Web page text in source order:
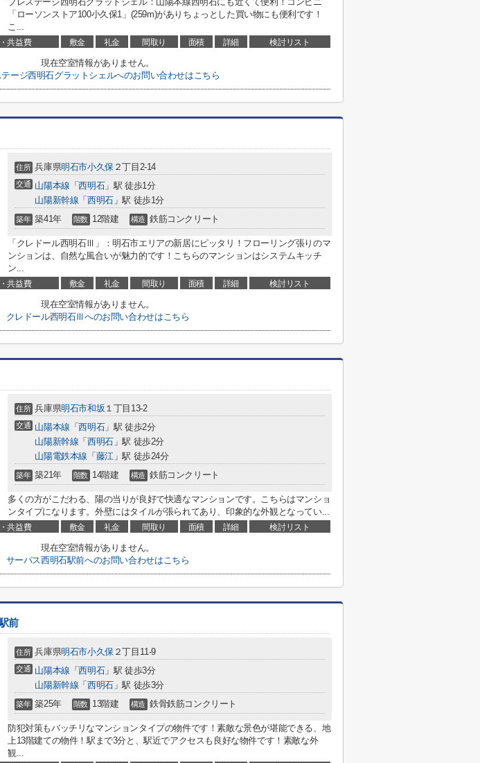
「ローソンストア100小久保1」(259m)がありちょっとした買い物にも便利です！
こ...
共益費 敷金 礼金 間取り 面積 詳細 検討リスト
現在空室情報がありません。
テージ西明石グラットシェルへのお問い合わせはこちら
住所 兵庫県明石市小久保２丁目2-14
交通 山陽本線 「西明石」駅 徒歩1分
山陽新幹線 「 西明石」駅 徒歩1分
築年 築41年 階数 12階建 構造 鉄筋コンクリート
「クレドール西明石Ⅲ」：明石市エリアの新居にピッタリ！フローリング張りのマ
ンションは、自然な風合いが魅力的です！こちらのマンションはシステムキッチ
ン...
共益費 敷金 礼金 間取り 面積 詳細 検討リスト
現在空室情報がありません。
クレドール西明石Ⅲへのお問い合わせはこちら
住所 兵庫県明石市和坂 １丁目13-2
交通 山陽本線 「西明石」駅 徒歩2分
山陽新幹線 「 西明石」駅 徒歩2分
山陽電鉄本線 「 藤江」駅 徒歩24分
築年 築21年 階数 14階建 構造 鉄筋コンクリート
多くの方がこだわる、陽の当りが良好で快適なマンションです。こちらはマンショ
ンタイプになります。外壁にはタイルが張られてあり、印象的な外観となってい...
共益費 敷金 礼金 間取り 面積 詳細 検討リスト
現在空室情報がありません。
サーパス西明石駅前へのお問い合わせはこちら
前
住所 兵庫県明石市小久保２丁目11-9
交通 山陽本線 「西明石」駅 徒歩3分
山陽新幹線 「 西明石」駅 徒歩3分
築年 築25年 階数 13階建 構造 鉄骨鉄筋コンクリート
防犯対策もバッチリなマンションタイプの物件です！素敵な景色が堪能できる、地
上13階建ての物件！駅まで3分と、駅近でアクセスも良好な物件です！素敵な外
観...